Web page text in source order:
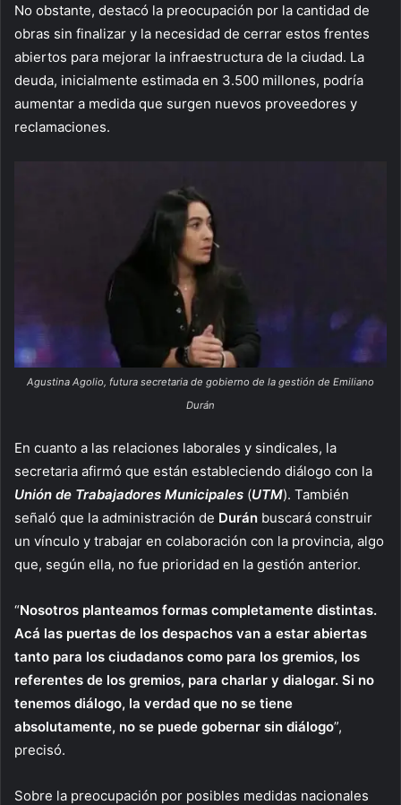
No obstante, destacó la preocupación por la cantidad de
obras sin finalizar y la necesidad de cerrar estos frentes
abiertos para mejorar la infraestructura de la ciudad. La
deuda, inicialmente estimada en 3.500 millones, podría
aumentar a medida que surgen nuevos proveedores y
reclamaciones.
Agustina Agolio, futura secretaria de gobierno de la gestión de Emiliano
Durán
En cuanto a las relaciones laborales y sindicales, la
secretaria afirmó que están estableciendo diálogo con la
Unión de Trabajadores Municipales (UTM). También
señaló que la administración de Durán buscará construir
un vínculo y trabajar en colaboración con la provincia, algo
que, según ella, no fue prioridad en la gestión anterior.
“Nosotros planteamos formas completamente distintas.
Acá las puertas de los despachos van a estar abiertas
tanto para los ciudadanos como para los gremios, los
referentes de los gremios, para charlar y dialogar. Si no
tenemos diálogo, la verdad que no se tiene
absolutamente, no se puede gobernar sin diálogo”,
precisó.
Sobre la preocupación por posibles medidas nacionales